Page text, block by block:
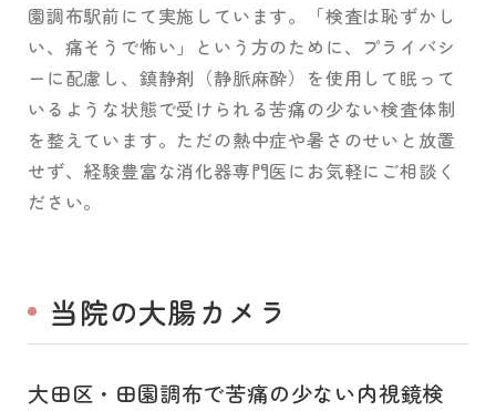
園調布駅前にて実施しています。「検査は恥ずかし
い、痛そうで怖い」という方のために、プライバシ
ーに配慮し、鎮静剤（静脈麻酔）を使用して眠って
いるような状態で受けられる苦痛の少ない検査体制
を整えています。 ただの熱中症や暑さのせい と放置
せず、経験豊富な消化器専門医にお気軽にご相談く
ださい。
当院の大腸カメラ
大田区・田園調布で苦痛の少ない内視鏡検